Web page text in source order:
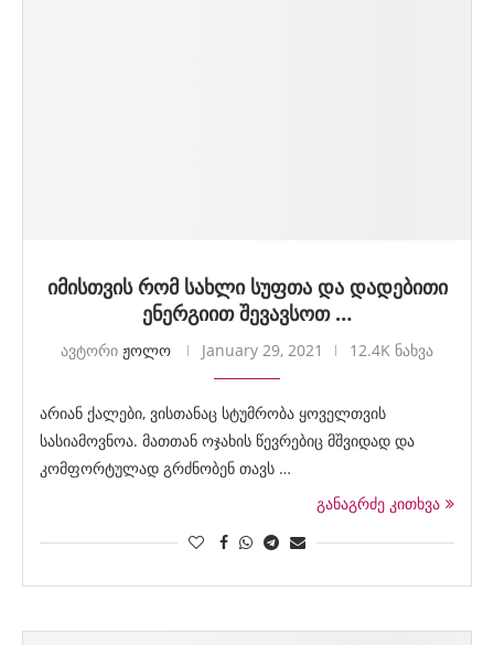
იმისთვის რომ სახლი სუფთა და დადებითი
ენერგიით შევავსოთ …
ავტორი ჟოლო January 29, 2021 12.4K ნახვა
არიან ქალები, ვისთანაც სტუმრობა ყოველთვის
სასიამოვნოა. მათთან ოჯახის წევრებიც მშვიდად და
კომფორტულად გრძნობენ თავს …
განაგრძე კითხვა